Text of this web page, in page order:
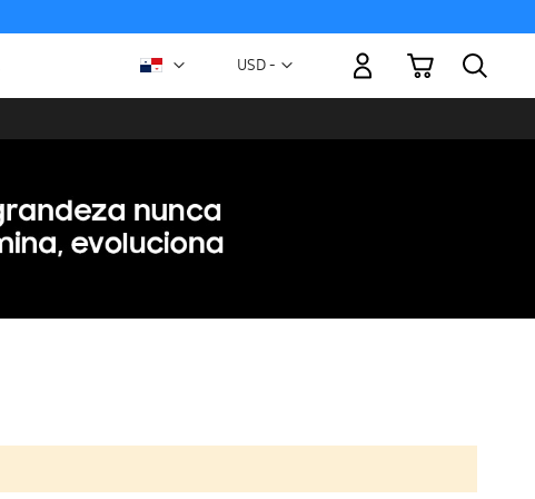
Moneda
USD -
Mi carrito